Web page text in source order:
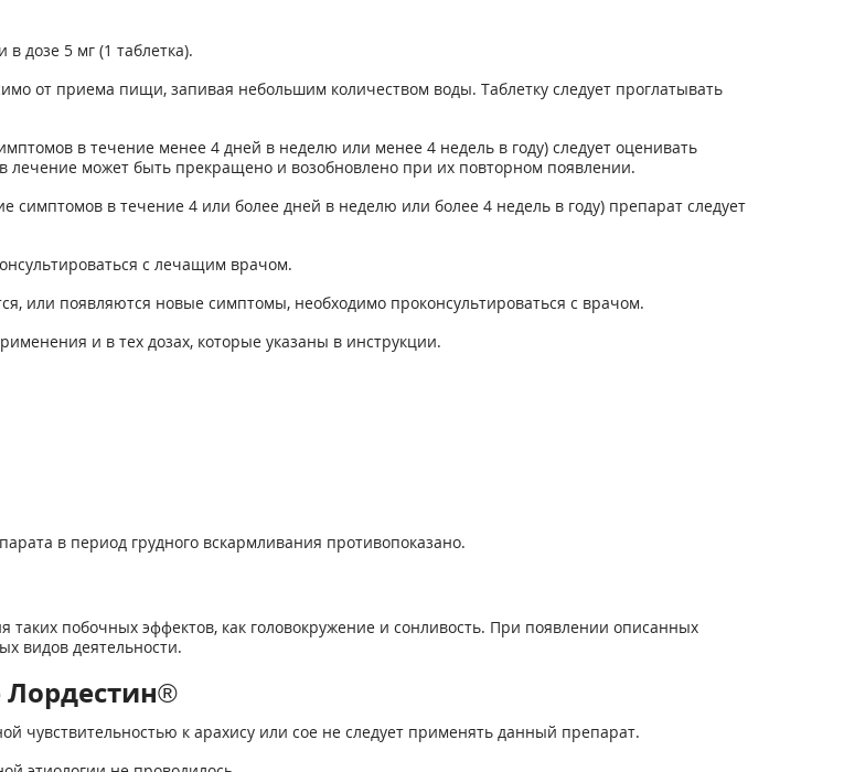
дозе 5 мг (1 таблетка).
от приема пищи, запивая небольшим количеством воды. Таблетку следует проглатывать
в течение менее 4 дней в неделю или менее 4 недель в году) следует оценивать
может быть прекращено и возобновлено при их повторном появлении.
в течение 4 или более дней в неделю или более 4 недель в году) препарат следует
с лечащим врачом.
или появляются новые симптомы, необходимо проконсультироваться с врачом.
и в тех дозах, которые указаны в инструкции.
в период грудного вскармливания противопоказано.
побочных эффектов, как головокружение и сонливость. При появлении описанных
видов деятельности.
чувствительностью к арахису или сое не следует применять данный препарат.